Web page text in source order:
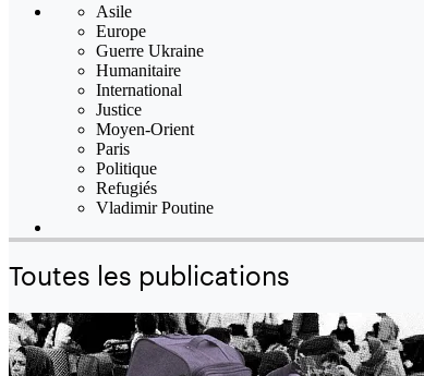
Asile
Europe
Guerre Ukraine
Humanitaire
International
Justice
Moyen-Orient
Paris
Politique
Refugiés
Vladimir Poutine
Toutes les publications